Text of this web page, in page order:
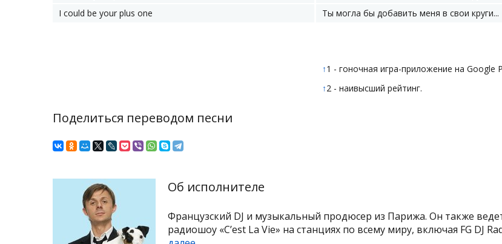
I could be your plus one
Ты могла бы добавить меня в свои круги...
↑1 - гоночная игра-приложение на Google
↑2 - наивысший рейтинг.
Поделиться переводом песни
Об исполнителе
Французский DJ и музыкальный продюсер из Парижа. Он также
радиошоу «C’est La Vie» на станциях по всему миру, включая FG DJ